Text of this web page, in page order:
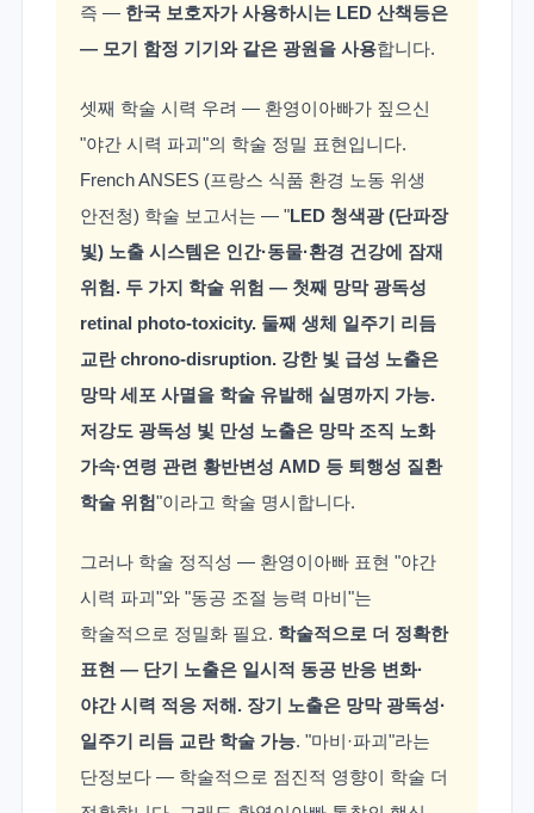
즉 — 한국 보호자가 사용하시는 LED 산책등은
— 모기 함정 기기와 같은 광원을 사용합니다.
셋째 학술 시력 우려 — 환영이아빠가 짚으신
"야간 시력 파괴"의 학술 정밀 표현입니다.
French ANSES (프랑스 식품 환경 노동 위생
안전청) 학술 보고서는 — "LED 청색광 (단파장
빛) 노출 시스템은 인간·동물·환경 건강에 잠재
위험. 두 가지 학술 위험 — 첫째 망막 광독성
retinal photo-toxicity. 둘째 생체 일주기 리듬
교란 chrono-disruption. 강한 빛 급성 노출은
망막 세포 사멸을 학술 유발해 실명까지 가능.
저강도 광독성 빛 만성 노출은 망막 조직 노화
가속·연령 관련 황반변성 AMD 등 퇴행성 질환
학술 위험"이라고 학술 명시합니다.
그러나 학술 정직성 — 환영이아빠 표현 "야간
시력 파괴"와 "동공 조절 능력 마비"는
학술적으로 정밀화 필요. 학술적으로 더 정확한
표현 — 단기 노출은 일시적 동공 반응 변화·
야간 시력 적응 저해. 장기 노출은 망막 광독성·
일주기 리듬 교란 학술 가능. "마비·파괴"라는
단정보다 — 학술적으로 점진적 영향이 학술 더